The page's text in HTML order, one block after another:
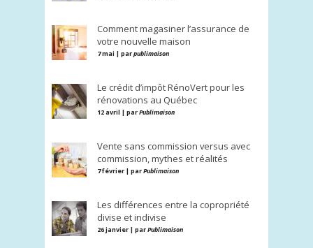
Comment magasiner l’assurance de
votre nouvelle maison
7 mai | parpublimaison
Le crédit d’impôt RénoVert pour les
rénovations au Québec
12 avril | parPublimaison
Vente sans commission versus avec
commission, mythes et réalités
7 février | parPublimaison
Les différences entre la copropriété
divise et indivise
26 janvier | parPublimaison